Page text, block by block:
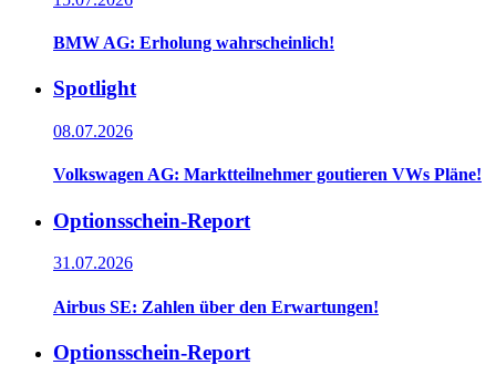
BMW AG: Erholung wahrscheinlich!
Spotlight
08.07.2026
Volkswagen AG: Marktteilnehmer goutieren VWs Pläne!
Optionsschein-Report
31.07.2026
Airbus SE: Zahlen über den Erwartungen!
Optionsschein-Report